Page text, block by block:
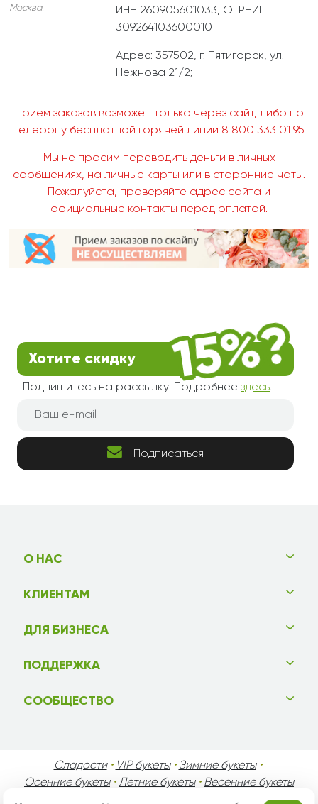
Москва.
ИНН 260905601033, ОГРНИП
309264103600010
Адрес: 357502, г. Пятигорск, ул.
Нежнова 21/2;
Прием заказов возможен только через сайт, либо по
телефону бесплатной горячей линии 8 800 333 01 95
Мы не просим переводить деньги в личных
сообщениях, на личные карты или в сторонние чаты.
Пожалуйста, проверяйте адрес сайта и
официальные контакты перед оплатой.
Хотите скидку
Подпишитесь на рассылку! Подробнее здесь.
Подписаться
О НАС
КЛИЕНТАМ
ДЛЯ БИЗНЕСА
ПОДДЕРЖКА
СООБЩЕСТВО
Сладости• VIP букеты• Зимние букеты•
Осенние букеты•Летние букеты• Весенние букеты
День Святого Валентина День Матери•